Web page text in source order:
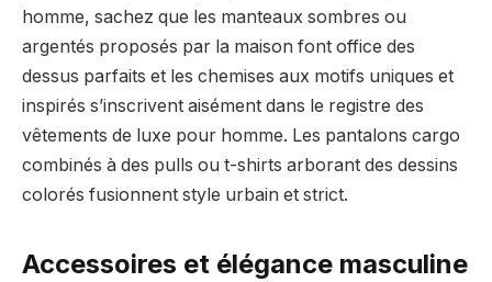
homme, sachez que les manteaux sombres ou
argentés proposés par la maison font office des
dessus parfaits et les chemises aux motifs uniques et
inspirés s’inscrivent aisément dans le registre des
vêtements de luxe pour homme. Les pantalons cargo
combinés à des pulls ou t-shirts arborant des dessins
colorés fusionnent style urbain et strict.
Accessoires et élégance masculine